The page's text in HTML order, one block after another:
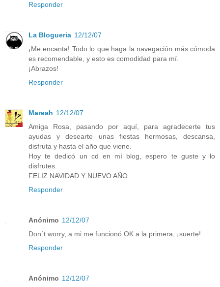
Responder
La Blogueria 12/12/07
¡Me encanta! Todo lo que haga la navegación más cómoda
es recomendable, y esto es comodidad para mí.
¡Abrazos!
Responder
Mareah 12/12/07
Amiga Rosa, pasando por aquí, para agradecerte tus
ayudas y desearte unas fiestas hermosas, descansa,
disfruta y hasta el año que viene.
Hoy te dedicó un cd en mí blog, espero te guste y lo
disfrutes.
FELIZ NAVIDAD Y NUEVO AÑO
Responder
Anónimo 12/12/07
Don´t worry, a mi me funcionó OK a la primera, ¡suerte!
Responder
Anónimo 12/12/07